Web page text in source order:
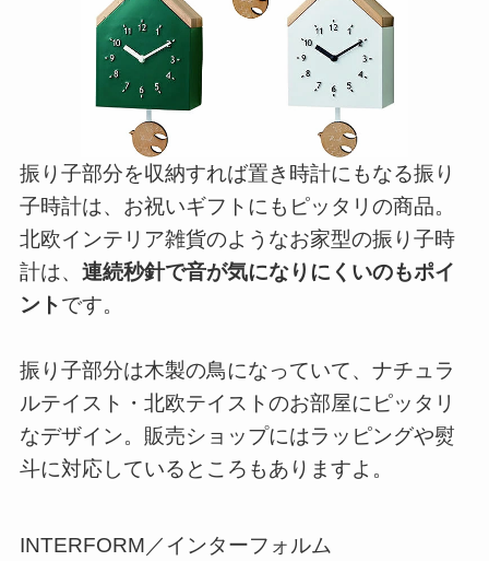
振り子部分を収納すれば置き時計にもなる振り
子時計は、お祝いギフトにもピッタリの商品。
北欧インテリア雑貨のようなお家型の振り子時
計は、 連続秒針で音が気になりにくいのもポイ
ントです。
振り子部分は木製の鳥になっていて、ナチュラ
ルテイスト・北欧テイストのお部屋にピッタリ
なデザイン。販売ショップにはラッピングや熨
斗に対応しているところもありますよ。
INTERFORM／インターフォルム